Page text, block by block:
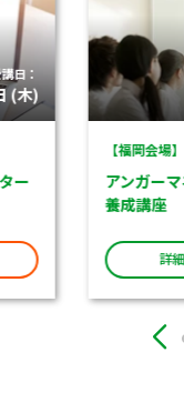
日：
(木)
ー
【福岡会場】
アンガー
養成講座
詳細